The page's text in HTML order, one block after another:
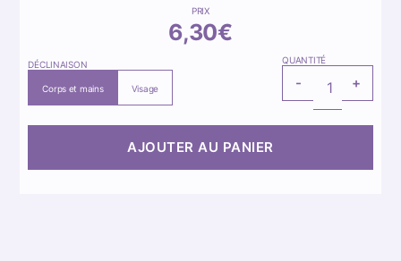
PRIX
6,30€
DÉCLINAISON
Corps et mains Visage
QUANTITÉ
-
DE
LE
PROVENÇAL
+
AJOUTER AU PANIER